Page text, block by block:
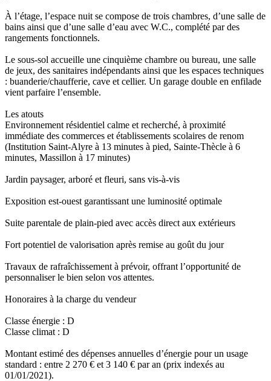
À l’étage, l’espace nuit se compose de trois chambres, d’une salle de
bains ainsi que d’une salle d’eau avec W.C., complété par des
rangements fonctionnels.
Le sous-sol accueille une cinquième chambre ou bureau, une salle
de jeux, des sanitaires indépendants ainsi que les espaces techniques
: buanderie/chaufferie, cave et cellier. Un garage double en enfilade
vient parfaire l’ensemble.
Les atouts
Environnement résidentiel calme et recherché, à proximité
immédiate des commerces et établissements scolaires de renom
(Institution Saint-Alyre à 13 minutes à pied, Sainte-Thècle à 6
minutes, Massillon à 17 minutes)
Jardin paysager, arboré et fleuri, sans vis-à-vis
Exposition est-ouest garantissant une luminosité optimale
Suite parentale de plain-pied avec accès direct aux extérieurs
Fort potentiel de valorisation après remise au goût du jour
Travaux de rafraîchissement à prévoir, offrant l’opportunité de
personnaliser le bien selon vos attentes.
Honoraires à la charge du vendeur
Classe énergie : D
Classe climat : D
Montant estimé des dépenses annuelles d’énergie pour un usage
standard : entre 2 270 € et 3 140 € par an (prix indexés au
01/01/2021).